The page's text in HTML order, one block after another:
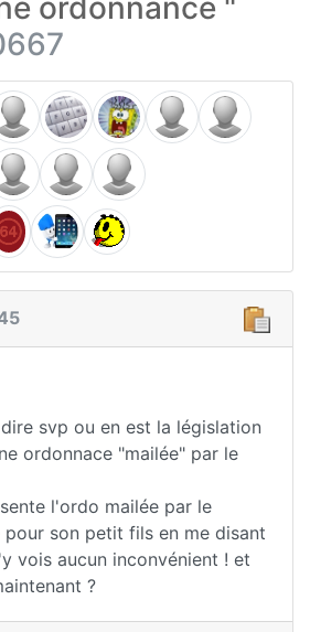
ordonnance "
svp ou en est la législation
ordonnace "mailée" par le
l'ordo mailée par le
son petit fils en me disant
vois aucun inconvénient ! et
?